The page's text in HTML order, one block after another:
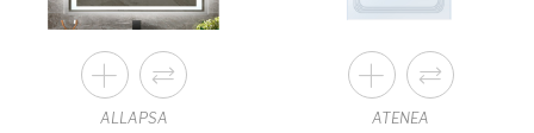
ALLAPSA ATENEA